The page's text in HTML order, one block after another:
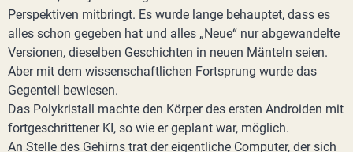
Perspektiven mitbringt. Es wurde lange behauptet, dass es
alles schon gegeben hat und alles „Neue“ nur abgewandelte
Versionen, dieselben Geschichten in neuen Mänteln seien.
Aber mit dem wissenschaftlichen Fortsprung wurde das
Gegenteil bewiesen.
Das Polykristall machte den Körper des ersten Androiden mit
fortgeschrittener KI, so wie er geplant war, möglich.
An Stelle des Gehirns trat der eigentliche Computer, der sich